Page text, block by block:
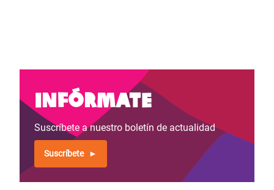
Infórmate
Suscríbete a nuestro boletín de actualidad
Suscríbete